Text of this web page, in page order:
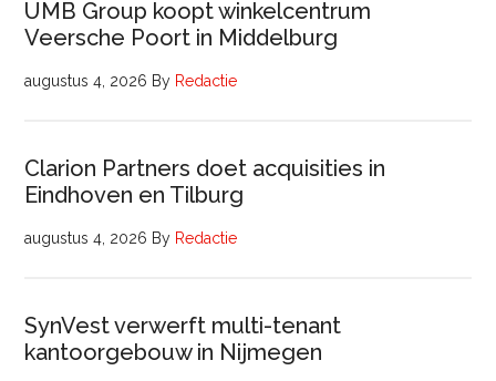
UMB Group koopt winkelcentrum
Veersche Poort in Middelburg
augustus 4, 2026 By Redactie
Clarion Partners doet acquisities in
Eindhoven en Tilburg
augustus 4, 2026 By Redactie
SynVest verwerft multi-tenant
kantoorgebouw in Nijmegen